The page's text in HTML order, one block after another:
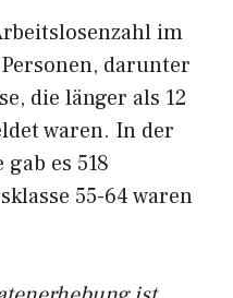
im
darunter
die länger als 12
waren. In der
es 518
55-64 waren